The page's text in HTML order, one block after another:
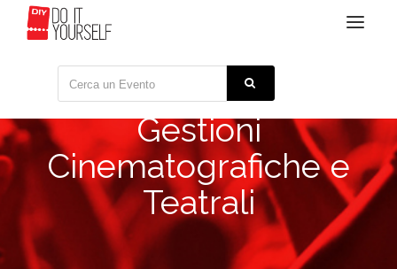
Toggle
Gestioni
Cinematografiche e
Teatrali